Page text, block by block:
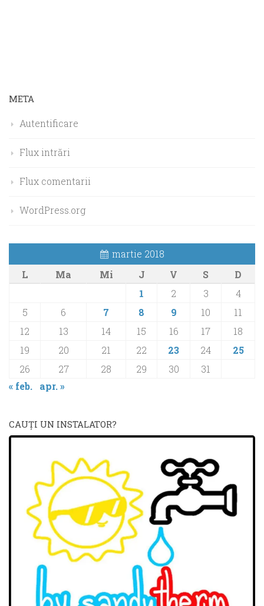
META
Autentificare
Flux intrări
Flux comentarii
WordPress.org
martie 2018
L
Ma Mi J V S
D
1
2 3
4
5
6 7 8 9 10
11
12
13 14 15 16 17
18
19
20 21 22 23 24
25
26
27 28 29 30
31
« feb.
apr. »
CAUŢI UN INSTALATOR?